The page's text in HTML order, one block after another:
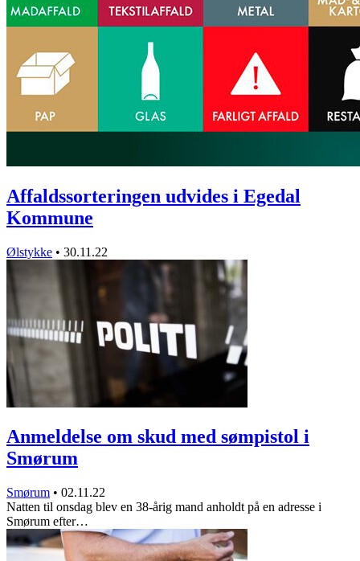
Affaldssorteringen udvides i Egedal
Kommune
Ølstykke • 30.11.22
Anmeldelse om skud med sømpistol i
Smørum
Smørum • 02.11.22
Natten til onsdag blev en 38-årig mand anholdt på en adresse i
Smørum efter…